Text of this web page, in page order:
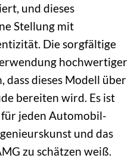
und dieses
Stellung mit
Die sorgfältige
hochwertiger
dieses Modell über
bereiten wird. Es ist
jeden Automobil-
und das
zu schätzen weiß.